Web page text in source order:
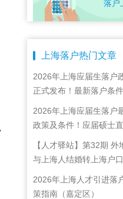
落户
上海落户热门文章
2026年上海应届生落户
正式发布！最新落户条件
流程解析！
2026年上海应届生落户
政策及条件！应届硕士直
落户上海！
【人才驿站】第32期 外
与上海人结婚转上海户口
略来啦！
2026年上海人才引进落
策指南（嘉定区）